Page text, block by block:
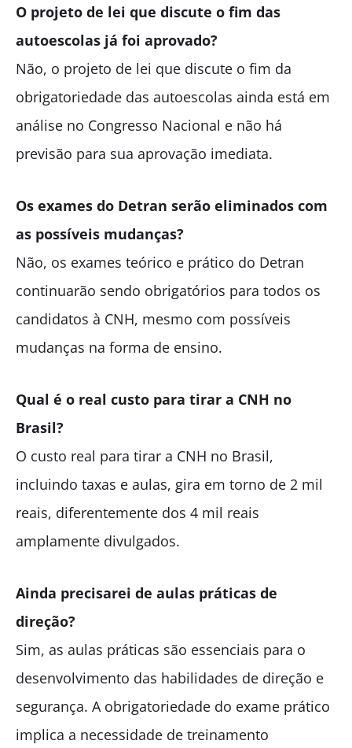
O projeto de lei que discute o fim das
autoescolas já foi aprovado?
Não, o projeto de lei que discute o fim da
obrigatoriedade das autoescolas ainda está em
análise no Congresso Nacional e não há
previsão para sua aprovação imediata.
Os exames do Detran serão eliminados com
as possíveis mudanças?
Não, os exames teórico e prático do Detran
continuarão sendo obrigatórios para todos os
candidatos à CNH, mesmo com possíveis
mudanças na forma de ensino.
Qual é o real custo para tirar a CNH no
Brasil?
O custo real para tirar a CNH no Brasil,
incluindo taxas e aulas, gira em torno de 2 mil
reais, diferentemente dos 4 mil reais
amplamente divulgados.
Ainda precisarei de aulas práticas de
direção?
Sim, as aulas práticas são essenciais para o
desenvolvimento das habilidades de direção e
segurança. A obrigatoriedade do exame prático
implica a necessidade de treinamento